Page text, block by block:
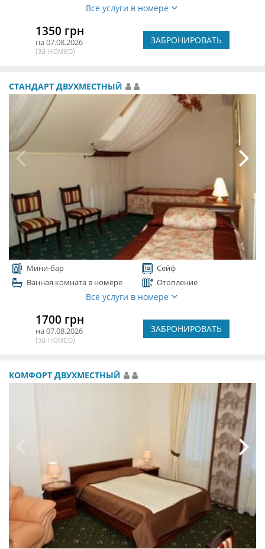
Все услуги в номере
1350 грн
на 07.08.2026
(за номер)
ЗАБРОНИРОВАТЬ
СТАНДАРТ ДВУХМЕСТНЫЙ
Мини-бар
Сейф
Ванная комната в номере
Отопление
Все услуги в номере
1700 грн
на 07.08.2026
(за номер)
ЗАБРОНИРОВАТЬ
КОМФОРТ ДВУХМЕСТНЫЙ